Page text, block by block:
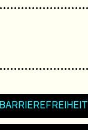
BARRIEREFREIHEIT